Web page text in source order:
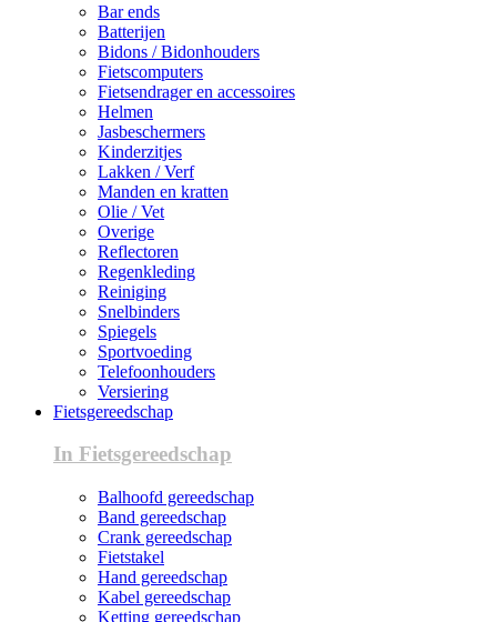
Bar ends
Batterijen
Bidons / Bidonhouders
Fietscomputers
Fietsendrager en accessoires
Helmen
Jasbeschermers
Kinderzitjes
Lakken / Verf
Manden en kratten
Olie / Vet
Overige
Reflectoren
Regenkleding
Reiniging
Snelbinders
Spiegels
Sportvoeding
Telefoonhouders
Versiering
Fietsgereedschap
In Fietsgereedschap
Balhoofd gereedschap
Band gereedschap
Crank gereedschap
Fietstakel
Hand gereedschap
Kabel gereedschap
Ketting gereedschap